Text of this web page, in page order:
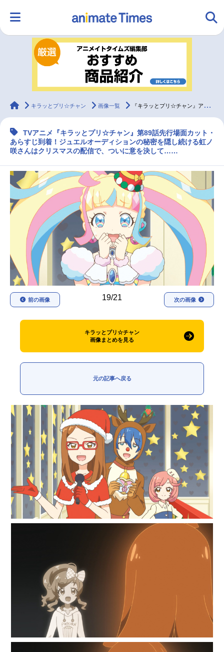
ランキング アニメ
ラジオ みんなの声
マンガ・ラノベ ゲーム・アプリ 音楽 コスプレ
2.5次元 配信・Vtuber トレンド 無料マンガ
最新記事一覧
アニメ記事一覧 声優記事一覧
アニメ映画一覧 実写化映画一覧
今期アニメ曜日別一覧
春アニメ 夏アニメ
秋アニメ
animateTimes
キラッとプリ☆チャン 画像一覧 『キラッとプリ☆チャン』アニメ第89話 先行カット・あらすじ到着
TVアニメ『キラッとプリ☆チャン』第89話先行場面カット・
あらすじ到着！ジュエルオーディションの秘密を隠し続ける虹ノ
咲さんはクリスマスの配信で、ついに意を決して……
19/21
前の画像 次の画像
キラッとプリ☆チャン
画像まとめを見る
元の記事へ戻る